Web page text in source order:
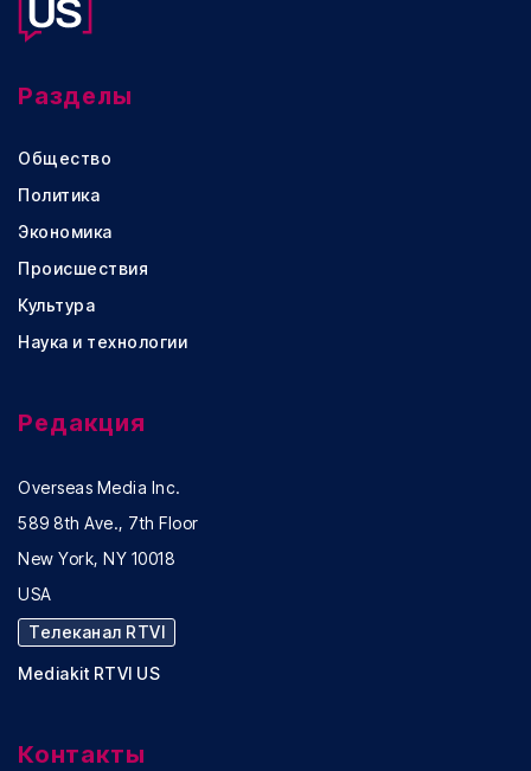
Разделы
Общество
Политика
Экономика
Происшествия
Культура
Наука и технологии
Редакция
Overseas Media Inc.
589 8th Ave., 7th Floor
New York, NY 10018
USA
Телеканал RTVI
Mediakit RTVI US
Контакты